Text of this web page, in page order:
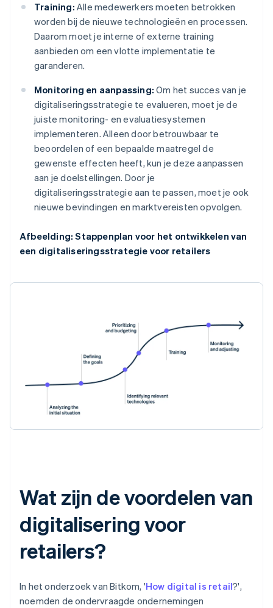
Training: Alle medewerkers moeten betrokken
worden bij de nieuwe technologieën en processen.
Daarom moet je interne of externe training
aanbieden om een vlotte implementatie te
garanderen.
Monitoring en aanpassing: Om het succes van je
digitaliseringsstrategie te evalueren, moet je de
juiste monitoring- en evaluatiesystemen
implementeren. Alleen door betrouwbaar te
beoordelen of een bepaalde maatregel de
gewenste effecten heeft, kun je deze aanpassen
aan je doelstellingen. Door je
digitaliseringsstrategie aan te passen, moet je ook
nieuwe bevindingen en marktvereisten opvolgen.
Afbeelding: Stappenplan voor het ontwikkelen van
een digitaliseringsstrategie voor retailers
Wat zijn de voordelen van
digitalisering voor
retailers?
In het onderzoek van Bitkom, 'How digital is retail?',
noemden de ondervraagde ondernemingen